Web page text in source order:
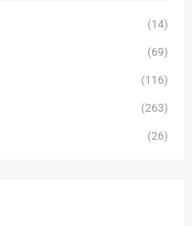
(14)
(69)
(116)
(263)
(26)